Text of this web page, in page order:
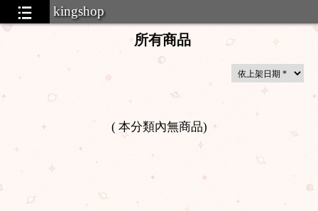
kingshop
所有商品
( 本分類內無商品)